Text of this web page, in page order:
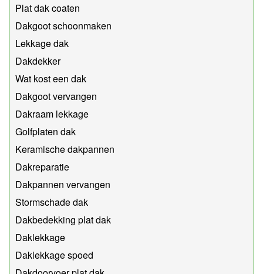
Plat dak coaten
Dakgoot schoonmaken
Lekkage dak
Dakdekker
Wat kost een dak
Dakgoot vervangen
Dakraam lekkage
Golfplaten dak
Keramische dakpannen
Dakreparatie
Dakpannen vervangen
Stormschade dak
Dakbedekking plat dak
Daklekkage
Daklekkage spoed